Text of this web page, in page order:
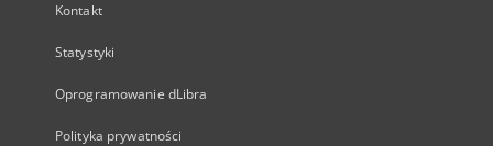
Kontakt
Statystyki
Oprogramowanie dLibra
Polityka prywatności